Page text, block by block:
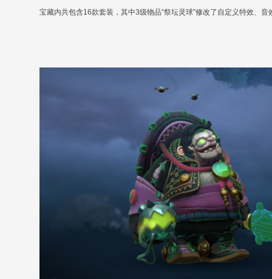
宝藏内共包含16款套装，其中3级物品“祭坛灵球”修改了自定义特效、音